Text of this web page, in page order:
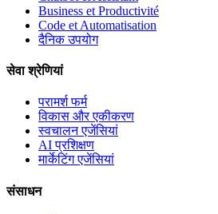
Business et Productivité
Code et Automatisation
दैनिक उपयोग
सेवा श्रेणियां
परामर्श फर्म
विकास और एकीकरण
स्वचालन एजेंसियां
AI प्रशिक्षण
मार्केटिंग एजेंसियां
संसाधन